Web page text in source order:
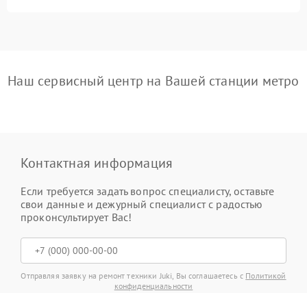
Наш сервисный центр на Вашей станции метро
Контактная информация
Если требуется задать вопрос специалисту, оставьте
свои данные и дежурный специалист с радостью
проконсультирует Вас!
Отправляя заявку на ремонт техники Juki, Вы соглашаетесь с Политикой
конфиденциальности